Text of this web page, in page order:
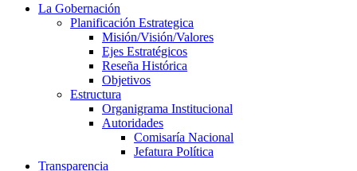
La Gobernación
Planificación Estrategica
Misión/Visión/Valores
Ejes Estratégicos
Reseña Histórica
Objetivos
Estructura
Organigrama Institucional
Autoridades
Comisaría Nacional
Jefatura Política
Transparencia